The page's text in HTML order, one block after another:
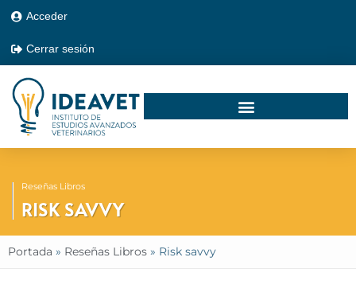
Acceder
Cerrar sesión
Reseñas Libros
RISK SAVVY
Portada » Reseñas Libros » Risk savvy